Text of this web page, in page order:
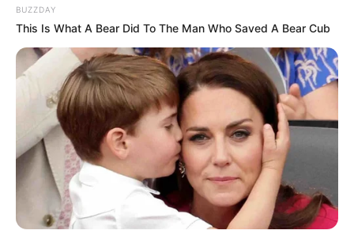
LIHAT ARTIKEL LAINNYA
BUZZDAY
This Is What A Bear Did To The Man Who Saved A Bear Cub